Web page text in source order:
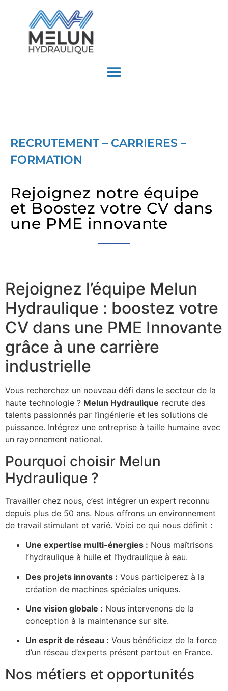
RECRUTEMENT – CARRIERES –
FORMATION
Rejoignez notre équipe
et Boostez votre CV dans
une PME innovante
Rejoignez l’équipe Melun
Hydraulique : boostez votre
CV dans une PME Innovante
grâce à une carrière
industrielle
Vous recherchez un nouveau défi dans le secteur de la
haute technologie ? Melun Hydraulique recrute des
talents passionnés par l’ingénierie et les solutions de
puissance. Intégrez une entreprise à taille humaine avec
un rayonnement national.
Pourquoi choisir Melun
Hydraulique ?
Travailler chez nous, c’est intégrer un expert reconnu
depuis plus de 50 ans. Nous offrons un environnement
de travail stimulant et varié. Voici ce qui nous définit :
Une expertise multi-énergies : Nous maîtrisons
l’hydraulique à huile et l’hydraulique à eau.
Des projets innovants : Vous participerez à la
création de machines spéciales uniques.
Une vision globale : Nous intervenons de la
conception à la maintenance sur site.
Un esprit de réseau : Vous bénéficiez de la force
d’un réseau d’experts présent partout en France.
Nos métiers et opportunités